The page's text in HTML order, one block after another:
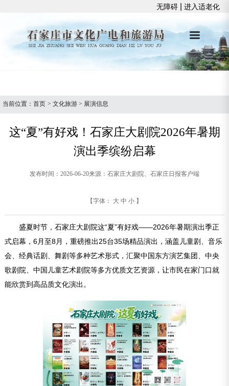
无障碍 |进入适老化
当前位置：首页 >文化旅游 > 展演信息
这“夏”有好戏！石家庄大剧院2026年暑期
演出季缤纷启幕
发布时间：2026-06-20来源：石家庄大剧院、石家庄日报客户端
【字体： 大 中 小 】
盛夏时节，石家庄大剧院这“夏”有好戏——2026年暑期演出季正
式启幕，6月至8月，重磅推出25台35场精品演出，涵盖儿童剧、音乐
会、经典话剧、舞剧等多种艺术形式，汇聚中国东方演艺集团、中央
歌剧院、中国儿童艺术剧院等多方优质文艺资源，让市民在家门口就
能欣赏到高品质文化演出。